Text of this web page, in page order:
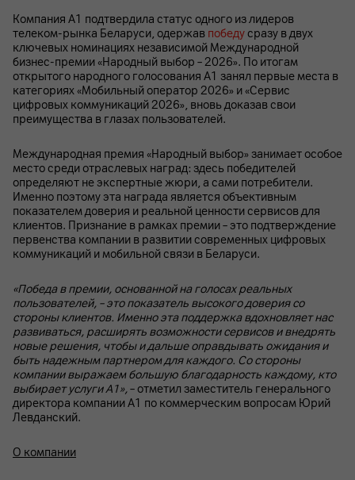
Компания А1 подтвердила статус одного из лидеров
телеком-рынка Беларуси, одержав победусразу в двух
ключевых номинациях независимой Международной
бизнес-премии «Народный выбор – 2026». По итогам
открытого народного голосования А1 занял первые места в
категориях «Мобильный оператор 2026» и «Сервис
цифровых коммуникаций 2026», вновь доказав свои
преимущества в глазах пользователей.
Международная премия «Народный выбор» занимает особое
место среди отраслевых наград: здесь победителей
определяют не экспертные жюри, а сами потребители.
Именно поэтому эта награда является объективным
показателем доверия и реальной ценности сервисов для
клиентов. Признание в рамках премии – это подтверждение
первенства компании в развитии современных цифровых
коммуникаций и мобильной связи в Беларуси.
«Победа в премии, основанной на голосах реальных
пользователей, – это показатель высокого доверия со
стороны клиентов. Именно эта поддержка вдохновляет нас
развиваться, расширять возможности сервисов и внедрять
новые решения, чтобы и дальше оправдывать ожидания и
быть надежным партнером для каждого. Со стороны
компании выражаем большую благодарность каждому, кто
выбирает услуги А1»,– отметил заместитель генерального
директора компании А1 по коммерческим вопросам Юрий
Левданский.
О компании